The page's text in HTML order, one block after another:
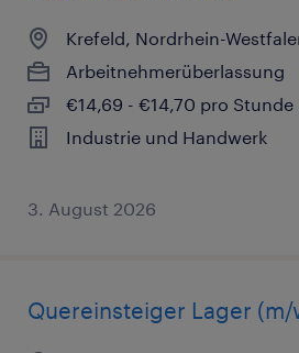
Krefeld, Nordrhein-
Arbeitnehmerüberlassung
€14,69 - €14,70 pro Stunde
Industrie und Handwerk
3. August 2026
Quereinsteiger Lager (m/